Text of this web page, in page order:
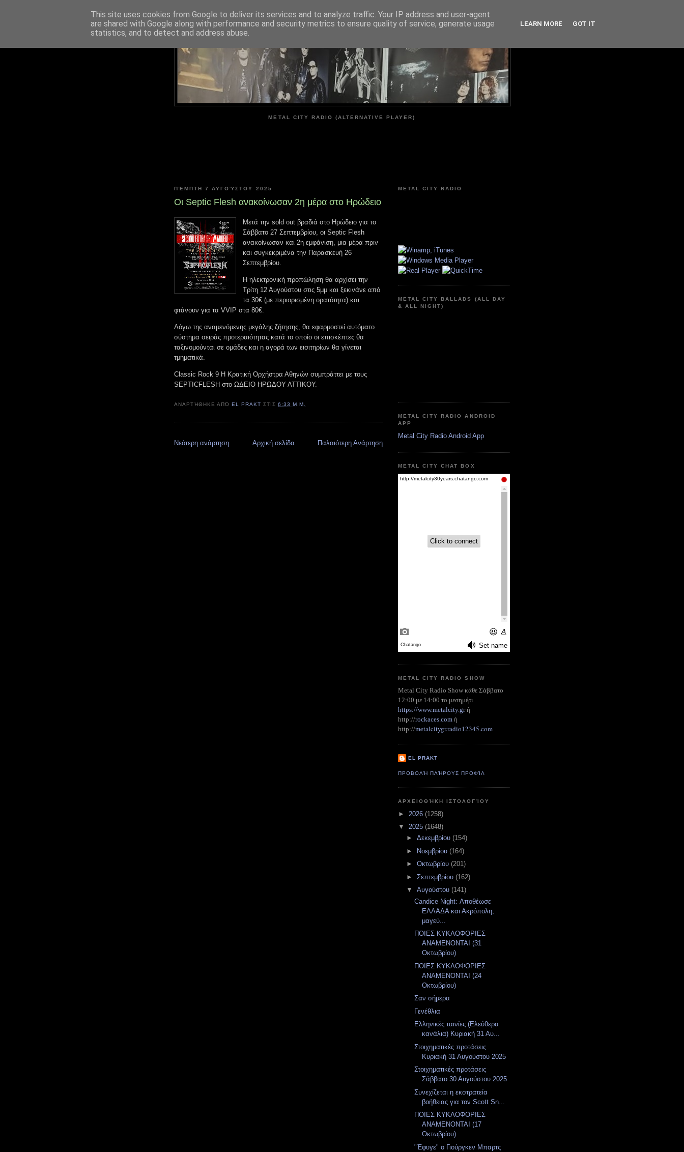
METAL CITY
METAL CITY RADIO (ALTERNATIVE PLAYER)
ΠΈΜΠΤΗ 7 ΑΥΓΟΎΣΤΟΥ 2025
Οι Septic Flesh ανακοίνωσαν 2η μέρα στο Ηρώδειο
Μετά την sold out βραδιά στο Ηρώδειο για το
Σάββατο 27 Σεπτεμβρίου, οι Septic Flesh
ανακοίνωσαν και 2η εμφάνιση, μια μέρα πριν
και συγκεκριμένα την Παρασκευή 26
Σεπτεμβρίου.
Η ηλεκτρονική προπώληση θα αρχίσει την
Τρίτη 12 Αυγούστου στις 5μμ και ξεκινάνε από
τα 30€ (με περιορισμένη ορατότητα) και
φτάνουν για τα VVIP στα 80€.
Λόγω της αναμενόμενης μεγάλης ζήτησης, θα εφαρμοστεί αυτόματο
σύστημα σειράς προτεραιότητας κατά το οποίο οι επισκέπτες θα
ταξινομούνται σε ομάδες και η αγορά των εισιτηρίων θα γίνεται
τμηματικά.
Classic Rock 9 Η Κρατική Ορχήστρα Αθηνών συμπράττει με τους
SEPTICFLESH στο ΩΔΕΙΟ ΗΡΩΔΟΥ ΑΤΤΙΚΟΥ.
ΑΝΑΡΤΉΘΗΚΕ ΑΠΌEL PRAKT ΣΤΙΣ6:33 Μ.Μ.
Νεότερη ανάρτηση Παλαιότερη Ανάρτηση
Αρχική σελίδα
METAL CITY RADIO
METAL CITY BALLADS (ALL DAY
& ALL NIGHT)
METAL CITY RADIO ANDROID
APP
Metal City Radio Android App
METAL CITY CHAT BOX
METAL CITY RADIO SHOW
Metal City Radio Show κάθε Σάββατο
12:00 με 14:00 το μεσημέρι
https://www.metalcity.grή
http://rockaces.com ή
http://metalcitygr.radio12345.com
EL PRAKT
ΠΡΟΒΟΛΉ ΠΛΉΡΟΥΣ ΠΡΟΦΊΛ
ΑΡΧΕΙΟΘΉΚΗ ΙΣΤΟΛΟΓΊΟΥ
► 2026 (1258)
▼ 2025 (1648)
► Δεκεμβρίου (154)
►
Νοεμβρίου (164)
► Οκτωβρίου (201)
► Σεπτεμβρίου (162)
▼ Αυγούστου (141)
Candice Night: Αποθέωσε
ΕΛΛΑΔΑ και Ακρόπολη,
μαγεύ...
ΠΟΙΕΣ ΚΥΚΛΟΦΟΡΙΕΣ
ΑΝΑΜΕΝΟΝΤΑΙ (31
Οκτωβρίου)
ΠΟΙΕΣ ΚΥΚΛΟΦΟΡΙΕΣ
ΑΝΑΜΕΝΟΝΤΑΙ (24
Οκτωβρίου)
Σαν σήμερα
Γενέθλια
Ελληνικές ταινίες (Ελεύθερα
κανάλια) Κυριακή 31 Αυ...
Στοιχηματικές προτάσεις
Κυριακή 31 Αυγούστου 2025
Στοιχηματικές προτάσεις
Σάββατο 30 Αυγούστου 2025
Συνεχίζεται η εκστρατεία
βοήθειας για τον Scott Sn...
ΠΟΙΕΣ ΚΥΚΛΟΦΟΡΙΕΣ
ΑΝΑΜΕΝΟΝΤΑΙ (17
Οκτωβρίου)
"Έφυγε" ο Γιούργκεν Μπαρτς
This site uses cookies from Google to deliver its services and to analyze traffic. Your IP address and user-agent
are shared with Google along with performance and security metrics to ensure quality of service, generate usage
statistics, and to detect and address abuse.
LEARN MORE GOT IT